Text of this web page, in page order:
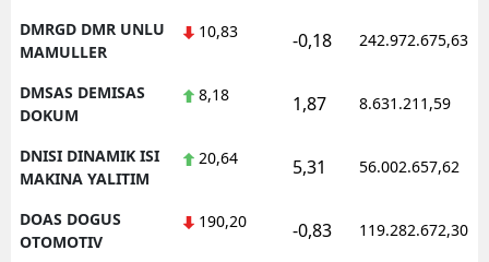
DMRGD DMR UNLU
MAMULLER
10,83 -0,18 242.972.675,63
DMSAS DEMISAS
DOKUM
8,18 1,87 8.631.211,59
DNISI DINAMIK ISI
MAKINA YALITIM
20,64 5,31 56.002.657,62
DOAS DOGUS
OTOMOTIV
190,20 -0,83 119.282.672,30